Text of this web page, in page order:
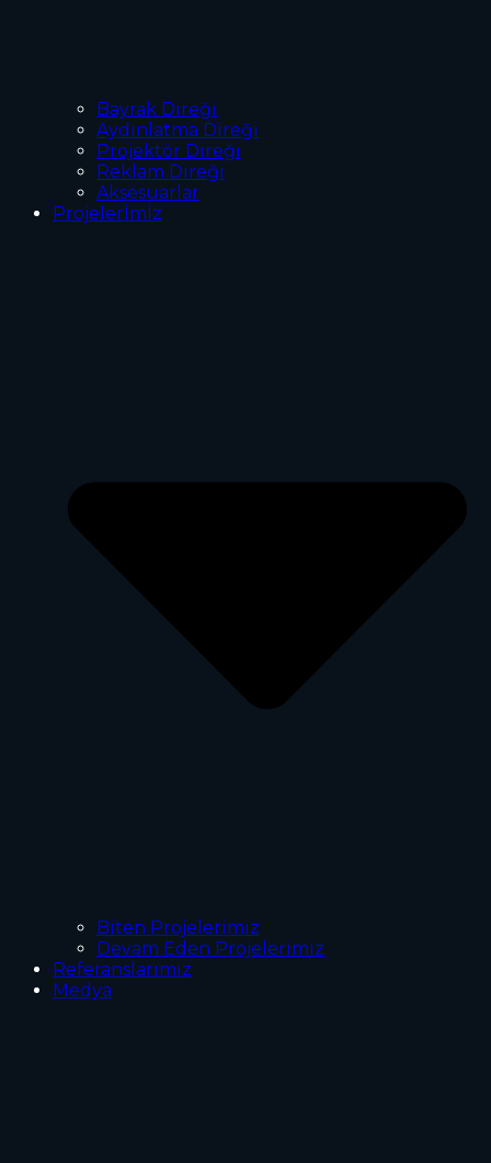
Bayrak Direği
Aydınlatma Direği
Projektör Direği
Reklam Direği
Aksesuarlar
Projelerİmİz
Biten Projelerimiz
Devam Eden Projelerimiz
Referanslarımız
Medya